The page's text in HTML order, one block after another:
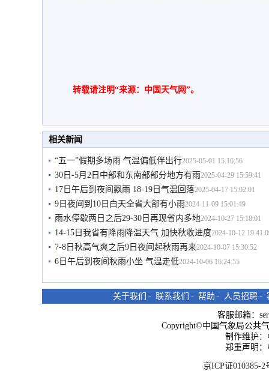
转载请注明“来源：中国天气网”。
相关新闻
“五一”假期多场雨 气温偏低伴出行2025-05-01 15:16:56
30日-5月2日中部和东南部部分地方有雨2025-04-29 15:59:41
17日午后到夜间飘雨 18-19日气温回落2025-04-17 15:02:01
9日夜间到10日白天全省大部有小雨2024-11-09 15:01:49
雨水停歇两日之后29-30日再现省内多地2024-10-27 15:18:01
14-15日我省有降雨降温天气 加快秋收进度2024-10-12
7-8日秋高气爽之后9日夜间起秋雨再来2024-10-07 15:30:52
6日午后到夜间秋雨小坐 气温走低2024-10-06 16:24:55
关于我们 - 联系我们 - 帮助 - 人员招聘 -
客服邮箱：
Copyright©中国气象局公共
制作维护
郑重声明
京ICP证010385-2